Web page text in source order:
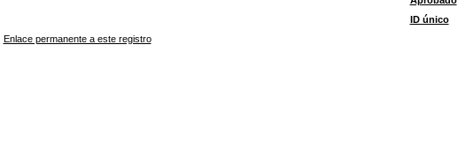
ID único
Enlace permanente a este registro